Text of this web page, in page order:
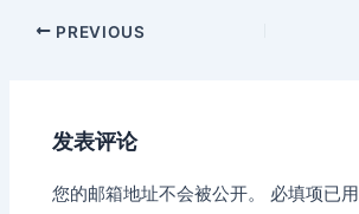
Post
PREVIOUS
发表评论
您的邮箱地址不会被公开。 必填项已用